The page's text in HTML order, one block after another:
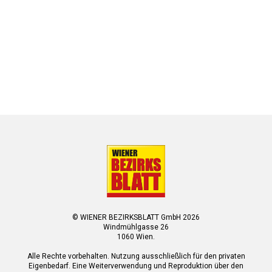
© WIENER BEZIRKSBLATT GmbH 2026
Windmühlgasse 26
1060 Wien.
Alle Rechte vorbehalten. Nutzung ausschließlich für den privaten
Eigenbedarf. Eine Weiterverwendung und Reproduktion über den